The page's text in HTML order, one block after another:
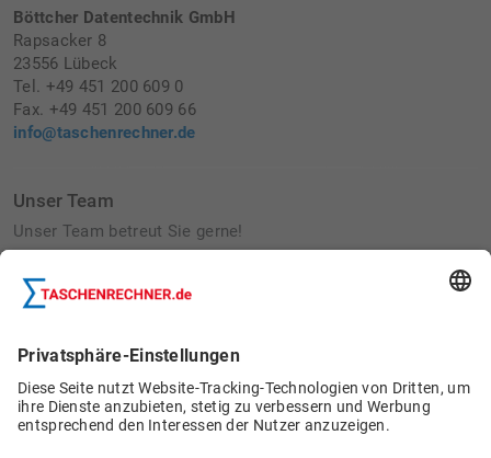
Böttcher Datentechnik GmbH
Rapsacker 8
23556 Lübeck
Tel. +49 451 200 609 0
Fax. +49 451 200 609 66
info@taschenrechner.de
Unser Team
Unser Team betreut Sie gerne!